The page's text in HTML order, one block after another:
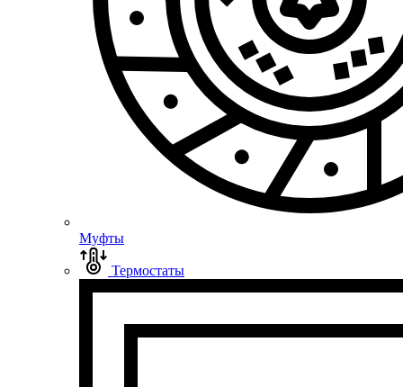
Муфты
Термостаты